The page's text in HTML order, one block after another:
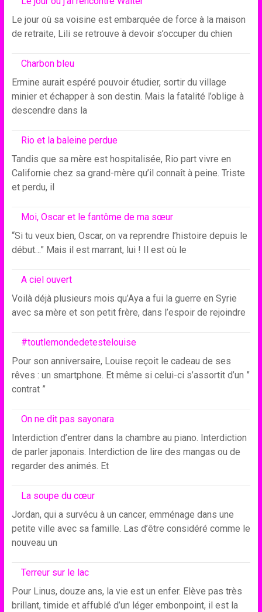
Le jour où sa voisine est embarquée de force à la maison
de retraite, Lili se retrouve à devoir s’occuper du chien
Charbon bleu
Ermine aurait espéré pouvoir étudier, sortir du village
minier et échapper à son destin. Mais la fatalité l’oblige à
descendre dans la
Rio et la baleine perdue
Tandis que sa mère est hospitalisée, Rio part vivre en
Californie chez sa grand-mère qu’il connaît à peine. Triste
et perdu, il
Moi, Oscar et le fantôme de ma sœur
“Si tu veux bien, Oscar, on va reprendre l’histoire depuis le
début…” Mais il est marrant, lui ! Il est où le
A ciel ouvert
Voilà déjà plusieurs mois qu’Aya a fui la guerre en Syrie
avec sa mère et son petit frère, dans l’espoir de rejoindre
#toutlemondedetestelouise
Pour son anniversaire, Louise reçoit le cadeau de ses
rêves : un smartphone. Et même si celui-ci s’assortit d’un ”
contrat ”
On ne dit pas sayonara
Interdiction d’entrer dans la chambre au piano. Interdiction
de parler japonais. Interdiction de lire des mangas ou de
regarder des animés. Et
La soupe du cœur
Jordan, qui a survécu à un cancer, emménage dans une
petite ville avec sa famille. Las d’être considéré comme le
nouveau un
Terreur sur le lac
Pour Linus, douze ans, la vie est un enfer. Elève pas très
brillant, timide et affublé d’un léger embonpoint, il est la